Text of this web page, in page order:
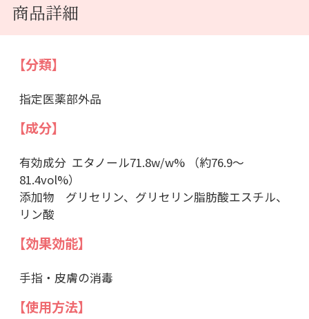
商品詳細
【分類】
指定医薬部外品
【成分】
有効成分 エタノール71.8w/w% （約76.9～
81.4vol%）
添加物 グリセリン、グリセリン脂肪酸エスチル、
リン酸
【効果効能】
手指・皮膚の消毒
【使用方法】